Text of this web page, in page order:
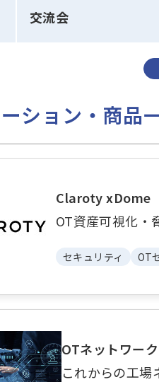
交流会
ション・商品
Claroty xDome
OT資産可視化・
セキュリティ OT
OTネットワー
これからの工場